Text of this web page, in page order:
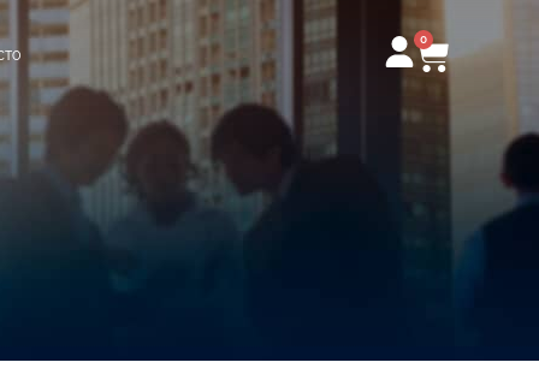
0
Carrito